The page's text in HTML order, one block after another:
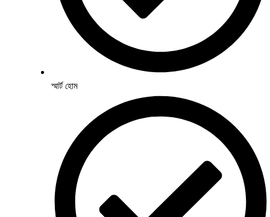
স্মার্ট হোম